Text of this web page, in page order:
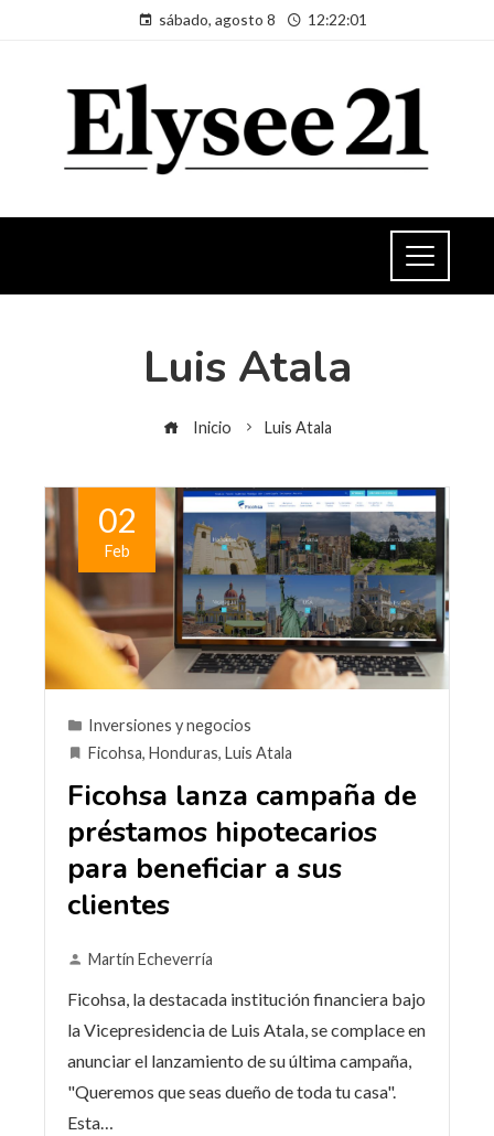
sábado, agosto 8 12:22:02
Luis Atala
Inicio Luis Atala
02
Feb
Inversiones y negocios
Ficohsa, Honduras, Luis Atala
Ficohsa lanza campaña de
préstamos hipotecarios
para beneficiar a sus
clientes
Martín Echeverría
Ficohsa, la destacada institución financiera bajo
la Vicepresidencia de Luis Atala, se complace en
anunciar el lanzamiento de su última campaña,
"Queremos que seas dueño de toda tu casa".
Esta…